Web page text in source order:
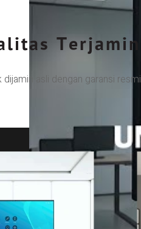
Terjamin
dijamin asli dengan garansi resmi